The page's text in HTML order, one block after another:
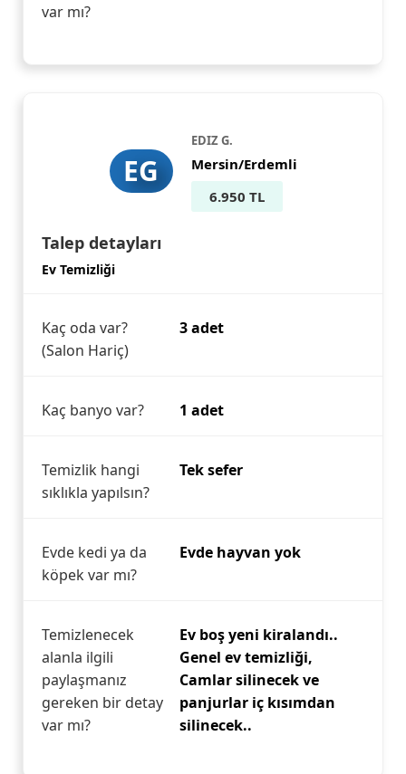
var mı?
EG
EDIZ G.
Mersin/Erdemli
6.950 TL
Talep detayları
Ev Temizliği
Kaç oda var?
(Salon Hariç)
3 adet
Kaç banyo var? 1 adet
Temizlik hangi
sıklıkla yapılsın?
Tek sefer
Evde kedi ya da
köpek var mı?
Evde hayvan yok
Temizlenecek
alanla ilgili
paylaşmanız
gereken bir detay
var mı?
Ev boş yeni kiralandı..
Genel ev temizliği,
Camlar silinecek ve
panjurlar iç kısımdan
silinecek..